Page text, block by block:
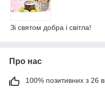
Зі святом добра і світла!
Про нас
100% позитивних з 26